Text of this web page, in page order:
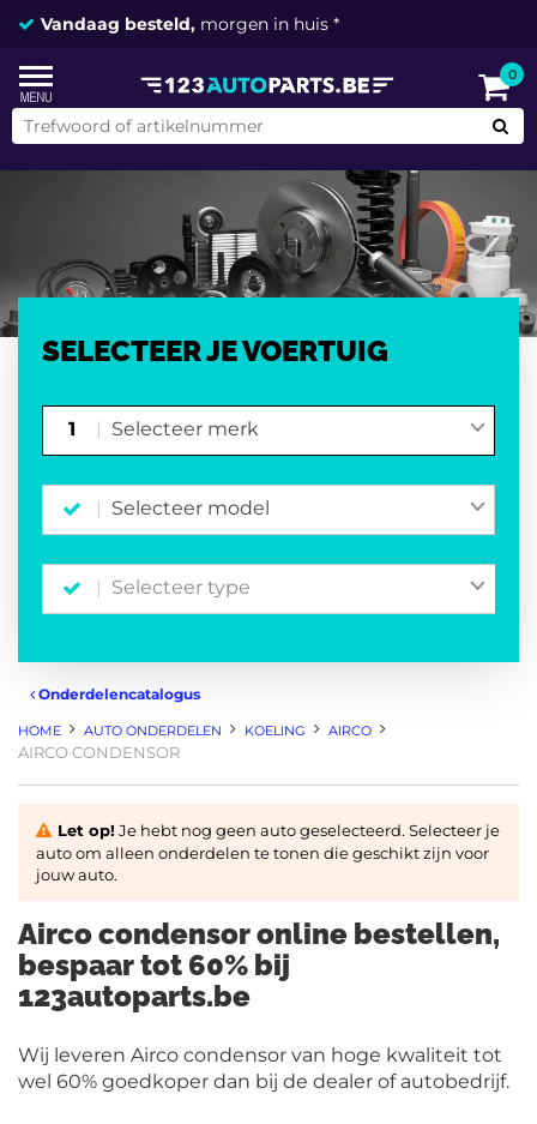
Vandaag besteld, morgen in huis *
0
SELECTEER JE VOERTUIG
1 Selecteer merk
Selecteer model
Selecteer type
Onderdelencatalogus
HOME AUTO ONDERDELEN KOELING AIRCO
AIRCO CONDENSOR
Let op! Je hebt nog geen auto geselecteerd. Selecteer je
auto om alleen onderdelen te tonen die geschikt zijn voor
jouw auto.
Airco condensor online bestellen,
bespaar tot 60% bij
123autoparts.be
Wij leveren Airco condensor van hoge kwaliteit tot
wel 60% goedkoper dan bij de dealer of autobedrijf.